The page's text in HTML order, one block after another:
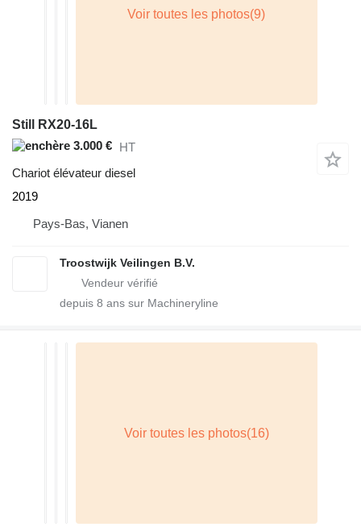
Still RX20-16L
3.000 € HT
Chariot élévateur diesel
2019
Pays-Bas, Vianen
Troostwijk Veilingen B.V.
depuis 8 ans sur Machineryline